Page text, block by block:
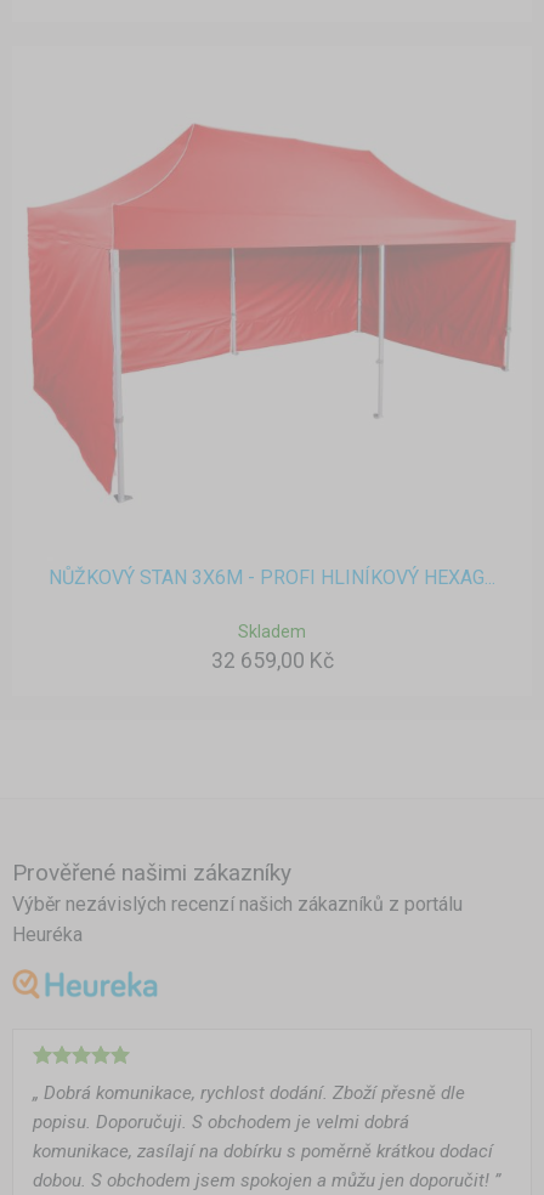
NŮŽKOVÝ STAN 3X6M - PROFI HLINÍKOVÝ HEXAG...
Skladem
32 659,00 Kč
Prověřené našimi zákazníky
Výběr nezávislých recenzí našich zákazníků z portálu
Heuréka
„ Dobrá komunikace, rychlost dodání. Zboží přesně dle
popisu. Doporučuji. S obchodem je velmi dobrá
komunikace, zasílají na dobírku s poměrně krátkou dodací
dobou. S obchodem jsem spokojen a můžu jen doporučit! ”